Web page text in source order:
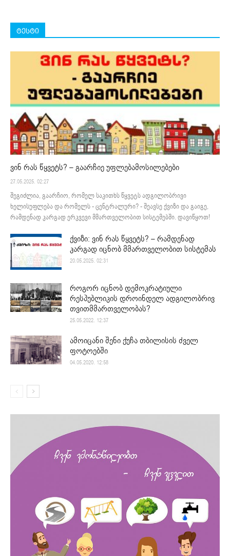
ტესტი
ვინ რას წყვეტს? – გაარჩიე უფლებამოსილებები
27.05.2025. 02:27
შეგიძლია, გაარჩიო, რომელ საკითხს წყვეტს ადგილობრივი
ხელისუფლება და რომელს - ცენტრალური? - შეავსე ქვიზი და გაიგე,
რამდენად კარგად ერკვევი მმართველობით სისტემებში. დავიწყოთ!
ქვიზი: ვინ რას წყვეტს? – რამდენად
კარგად იცნობ მმართველობით სისტემას
20.05.2025. 02:31
როგორ იცნობ დემოკრატიული
რესპუბლიკის დროინდელ ადგილობრივ
თვითმმართველობას?
25.05.2022. 12:37
ამოიცანი შენი ქუჩა თბილისის ძველ
ფოტოებში
04.05.2020. 12:58